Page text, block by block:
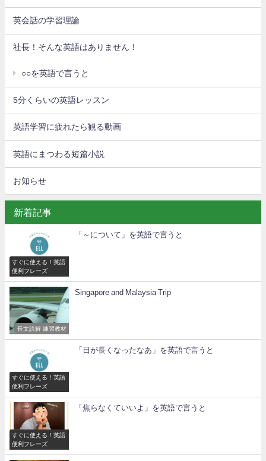
英会話の学習理論
社長！そんな英語はありません！
○○を英語で言うと
5分くらいの英語レッスン
英語学習に疲れたら観る動画
英語にまつわる短篇小説
お知らせ
新着記事
すぐに使える！英語
便利フレーズ
「～について」を英語で言うと
長文読解 練習教材
Singapore and Malaysia Trip
すぐに使える！英語
便利フレーズ
「日が長くなったなあ」を英語で言うと
すぐに使える！英語
便利フレーズ
「焦らなくていいよ」を英語で言うと